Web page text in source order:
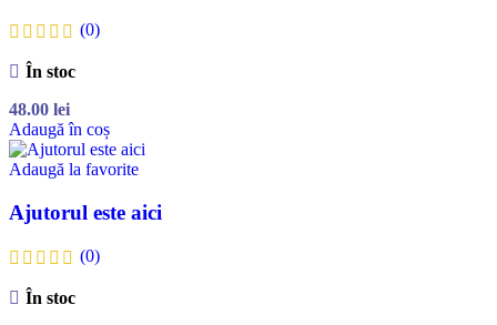
(0)
În stoc
48.00 lei
Adaugă în coș
Adaugă la favorite
Ajutorul este aici
(0)
În stoc